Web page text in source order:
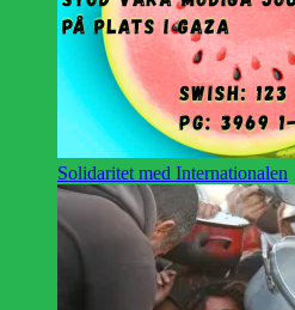
Solidaritet med Internationalen